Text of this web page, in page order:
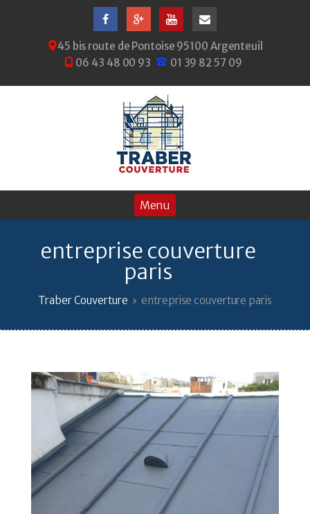
45 bis route de Pontoise 95100 Argenteuil
06 43 48 00 93
01 39 82 57 09
entreprise couverture
paris
Traber Couverture entreprise couverture paris